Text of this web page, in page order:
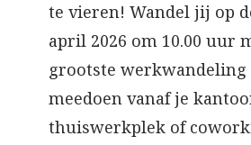
te vieren! Wandel jij op
april 2026 om 10.00 uur
grootste werkwandeling
meedoen vanaf je
thuiswerkplek of